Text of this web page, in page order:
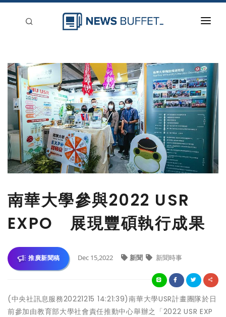
新聞稿分類
登入
刊登
南華大學參與2022 USR
EXPO 展現豐碩執行成果
推廣新聞稿 Dec 15,2022 新聞 新聞時事
(中央社訊息服務20221215 14:21:39)南華大學USR計畫團隊於日
前參加由教育部大學社會責任推動中心舉辦之「2022 USR EXP